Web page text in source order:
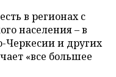
в регионах с
населения – в
Черкесии и других
«все большее